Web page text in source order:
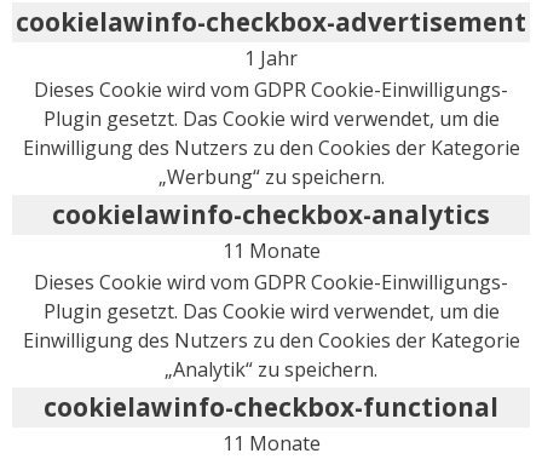
cookielawinfo-checkbox-advertisement
1 Jahr
Dieses Cookie wird vom GDPR Cookie-Einwilligungs-
Plugin gesetzt. Das Cookie wird verwendet, um die
Einwilligung des Nutzers zu den Cookies der Kategorie
„Werbung“ zu speichern.
cookielawinfo-checkbox-analytics
11 Monate
Dieses Cookie wird vom GDPR Cookie-Einwilligungs-
Plugin gesetzt. Das Cookie wird verwendet, um die
Einwilligung des Nutzers zu den Cookies der Kategorie
„Analytik“ zu speichern.
cookielawinfo-checkbox-functional
11 Monate